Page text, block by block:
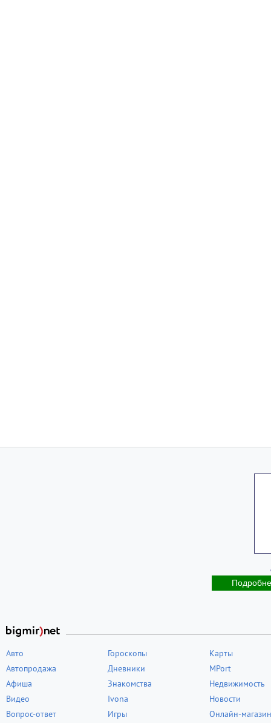
Авто
Автопродажа
Афиша
Видео
Вопрос-ответ
Гороскопы
Дневники
Знакомства
Ivona
Игры
Карты
MPort
Недвижимость
Новости
Онлайн-магазин